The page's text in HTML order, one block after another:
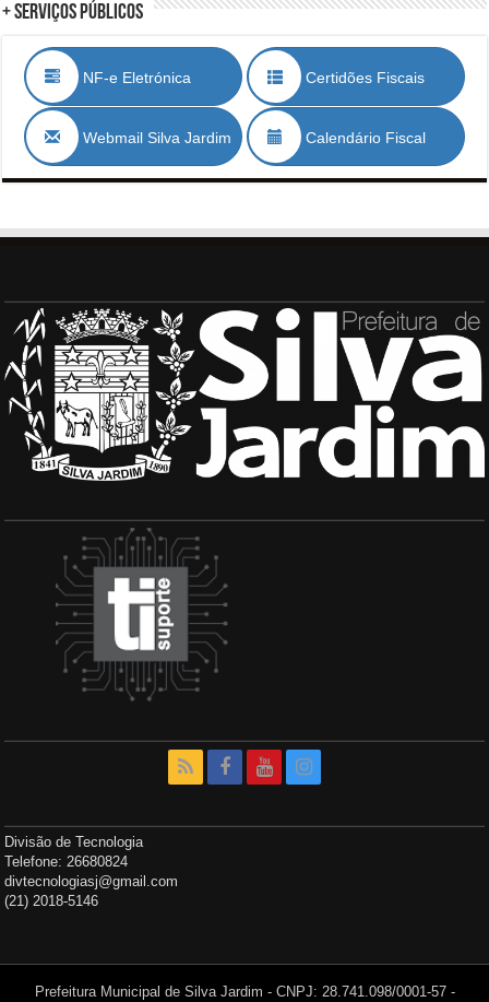
+ Serviços Públicos
NF-e Eletrónica Certidões Fiscais
Webmail Silva Jardim Calendário Fiscal
Divisão de Tecnologia
Telefone: 26680824
divtecnologiasj@gmail.com
(21) 2018-5146
Prefeitura Municipal de Silva Jardim - CNPJ: 28.741.098/0001-57 -